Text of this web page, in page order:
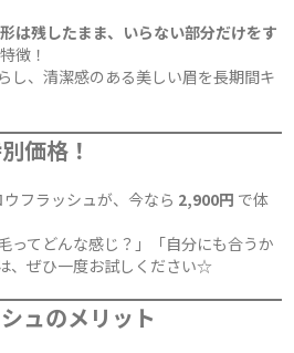
形は残したまま、いらない部分だけをす
徴！
し、清潔感のある美しい眉を長期間キ
価格！
フラッシュが、今なら 2,900円 で体
ってどんな感じ？」「自分にも合うか
、ぜひ一度お試しください☆
ュのメリット